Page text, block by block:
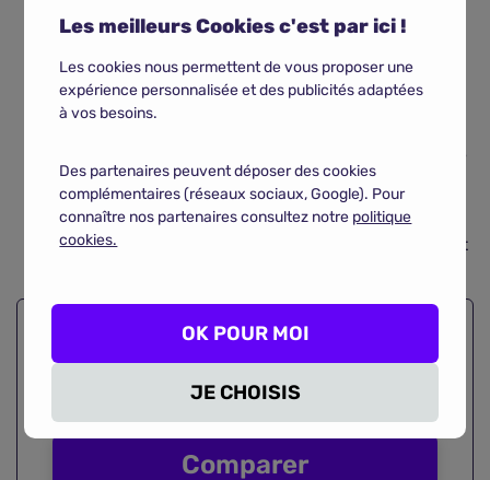
compléter les besoins caloriques et nutritionnels
des personnes malades et sous-alimentés ou
dénutris.
Ces compléments nutritionnels oraux (CNO) ont été
postopératoire.
Leur prescription et leur administration répondent
généralement à des règles précises et ils ne doivent
Économisez en comparantplus
de 3200 contratsde mutuelles
santé
Comparer
Les meilleurs Cookies c'est par ici !
Les cookies nous permettent de vous proposer une
expérience personnalisée et des publicités adaptées
à vos besoins.
Des partenaires peuvent déposer des cookies
complémentaires (réseaux sociaux, Google). Pour
connaître nos partenaires consultez notre politique
cookies.
JE CHOISIS
OK POUR MOI